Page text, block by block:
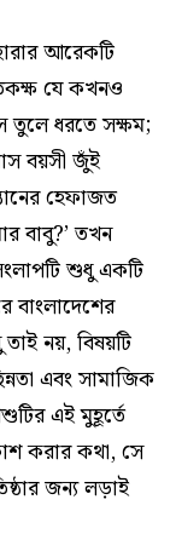
আরেকটি
যে কখনও
তুলে ধরতে সক্ষম;
বয়সী জুঁই
হেফাজত
বাবু?’ তখন
শুধু একটি
বাংলাদেশের
নয়, বিষয়টি
এবং সামাজিক
এই মুহূর্তে
করার কথা, সে
জন্য লড়াই